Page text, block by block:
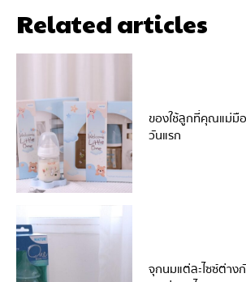
Related articles
ของใช้ลูกที่คุณแม่มื
วันแรก
จุกนมแต่ละไซซ์ต่าง